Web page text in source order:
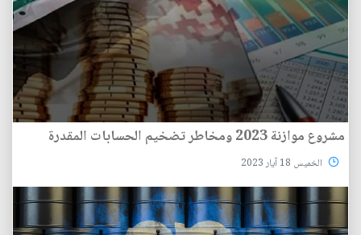
مشروع موازنة 2023 ومخاطر تضخيم الحسابات المقدرة
الخميس 18 آيار 2023